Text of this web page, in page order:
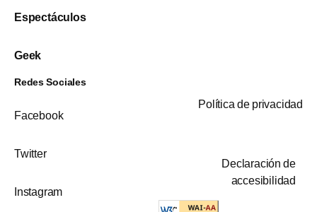
Espectáculos
Geek
Redes Sociales
Facebook
Twitter
Instagram
Política de privacidad
Declaración de
accesibilidad